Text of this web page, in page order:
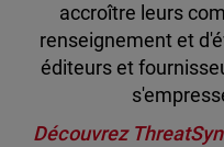
accroître leurs
renseignement et
éditeurs et
Découvrez